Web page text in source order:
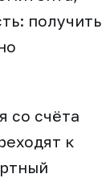
получить
со счёта
к